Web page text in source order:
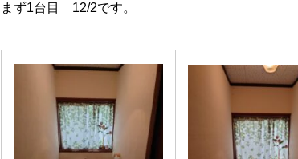
まず1台目 12/2です。